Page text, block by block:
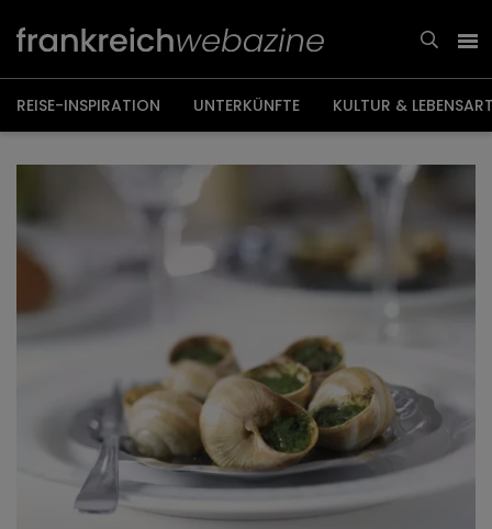
Inhalt
REISE-INSPIRATION UNTERKÜNFTE KULTUR &